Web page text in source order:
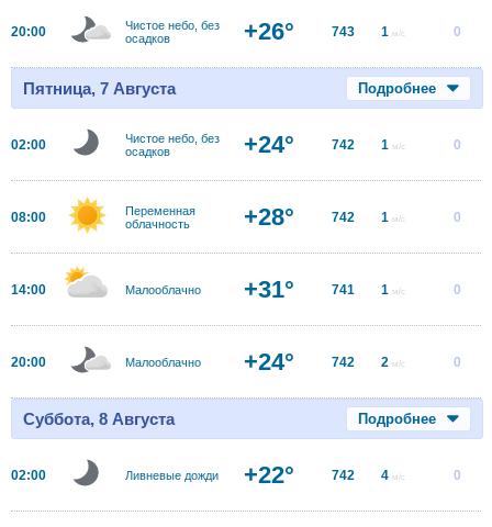
20:00
Чистое небо, без
осадков
+26° 743 1 м/с 0
Пятница, 7 Августа Подробнее
02:00
Чистое небо, без
осадков
+24° 742 1 м/с 0
08:00
Переменная
облачность
+28° 742 1 м/с 0
14:00 Малооблачно +31° 741 1 м/с 0
20:00 Малооблачно +24° 742 2 м/с 0
Суббота, 8 Августа Подробнее
02:00 Ливневые дожди +22° 742 4 м/с 0